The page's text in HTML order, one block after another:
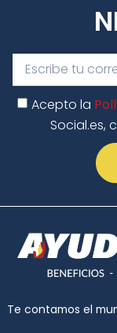
Acepto la
Social.es,
Te contamos el